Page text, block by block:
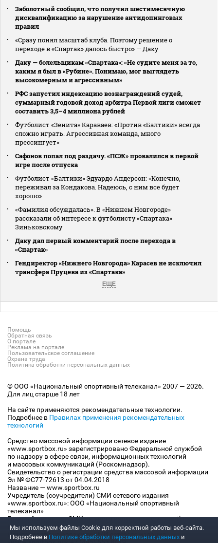
Заболотный сообщил, что получил шестимесячную
дисквалификацию за нарушение антидопинговых
правил
«Сразу понял масштаб клуба. Поэтому решение о
переходе в «Спартак» далось быстро» — Даку
Даку — болельщикам «Спартака»: «Не судите меня за то,
каким я был в «Рубине». Понимаю, мог выглядеть
высокомерным и агрессивным»
РФС запустил индексацию вознаграждений судей,
суммарный годовой доход арбитра Первой лиги сможет
составить 3,5–4 миллиона рублей
Футболист «Зенита» Караваев: «Против «Балтики» всегда
сложно играть. Агрессивная команда, много
прессингует»
Сафонов попал под раздачу. «ПСЖ» провалился в первой
игре после отпуска
Футболист «Балтики» Эдуардо Андерсон: «Конечно,
переживал за Кондакова. Надеюсь, с ним все будет
хорошо»
«Фамилия обсуждалась». В «Нижнем Новгороде»
рассказали об интересе к футболисту «Спартака»
Зиньковскому
Даку дал первый комментарий после перехода в
«Спартак»
Гендиректор «Нижнего Новгорода» Карасев не исключил
трансфера Пруцева из «Спартака»
ЕЩЕ
Помощь
Обратная связь
О портале
Реклама на портале
Пользовательское соглашение
Охрана труда
Политика обработки персональных данных
© ООО «Национальный спортивный телеканал» 2007 — 2026.
Для лиц старше 18 лет
На сайте применяются рекомендательные технологии.
Подробнее в Правилах применения рекомендательных
технологий
Средство массовой информации сетевое издание
«www.sportbox.ru» зарегистрировано Федеральной службой
по надзору в сфере связи, информационных технологий
и массовых коммуникаций (Роскомнадзор).
Свидетельство о регистрации средства массовой информации
Эл № ФС77-72613 от 04.04.2018
Название — www.sportbox.ru
Учредитель (соучредители) СМИ сетевого издания
«www.sportbox.ru»: ООО «Национальный спортивный
телеканал»
Главный редактор СМИ сетевого издания «www.sportbox.ru»:
Конов В.А.
Номер телефона редакции СМИ сетевого издания
Мы используем файлы Сookie для корректной работы веб-сайта.
Подробнее в Политике обработки персональных данных и